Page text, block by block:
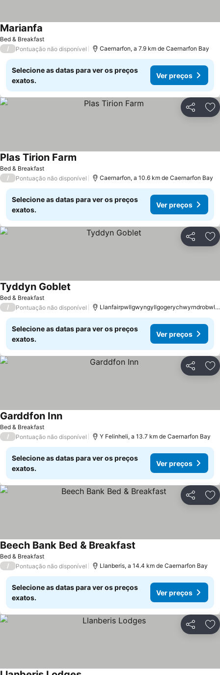
Bed & Breakfast
Marianfa
/ Pontuação não disponível Caernarfon, a 7.9 km de Caernarfon Bay
Selecione as datas para ver os preços
exatos.
Ver preços
Partilhar
Bed & Breakfast
Plas Tirion Farm
/ Pontuação não disponível Caernarfon, a 10.6 km de Caernarfon Bay
Selecione as datas para ver os preços
exatos.
Ver preços
Partilhar
Bed & Breakfast
Tyddyn Goblet
/ Pontuação não disponível
Selecione as datas para ver os preços
exatos.
Ver preços
Partilhar
Bed & Breakfast
Garddfon InnVer preços
/ Pontuação não disponível Y Felinheli, a 13.7 km de Caernarfon Bay
Selecione as datas para ver os preços
exatos.
Ver preços
Partilhar
Bed & Breakfast
Beech Bank Bed & Breakfast
/ Pontuação não disponível Llanberis, a 14.4 km de Caernarfon Bay
Selecione as datas para ver os preços
exatos.
Ver preços
Partilhar